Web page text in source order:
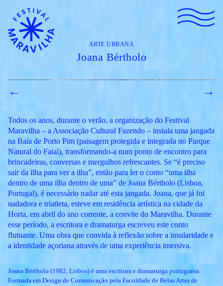
ARTE URBANA
Joana Bértholo
← →
Todos os anos, durante o verão, a organização do Festival
Maravilha – a Associação Cultural Fazendo – instala uma jangada
na Baía de Porto Pim (paisagem protegida e integrada no Parque
Natural do Faial), transformando-a num ponto de encontro para
brincadeiras, conversas e mergulhos refrescantes. Se “é preciso
sair da ilha para ver a ilha”, então para ler o conto “uma ilha
dentro de uma ilha dentro de uma” de Joana Bértholo (Lisboa,
Portugal), é necessário nadar até esta jangada. Joana, que já foi
nadadora e triatleta, esteve em residência artística na cidade da
Horta, em abril do ano corrente, a convite do Maravilha. Durante
esse período, a escritora e dramaturga escreveu este conto
flutuante. Uma obra que convida à reflexão sobre a insularidade e
a identidade açoriana através de uma experiência imersiva.
Joana Bértholo (1982, Lisboa) é uma escritora e dramaturga portuguesa.
Formada em Design de Comunicação pela Faculdade de Belas Artes de